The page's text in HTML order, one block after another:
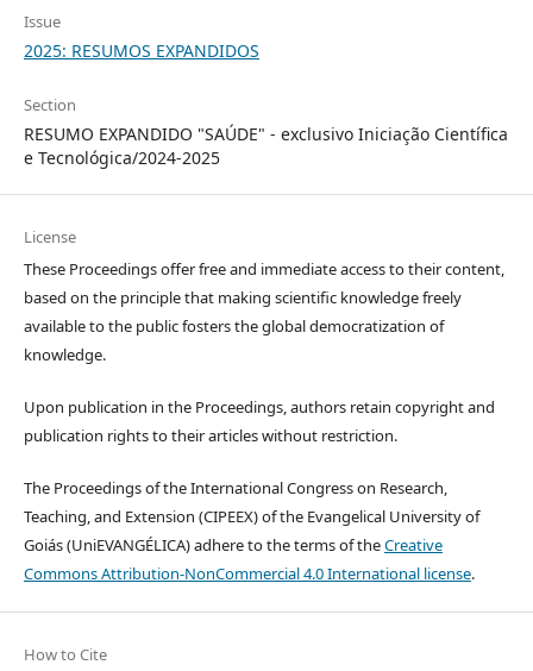
Issue
2025: RESUMOS EXPANDIDOS
Section
RESUMO EXPANDIDO "SAÚDE" - exclusivo Iniciação Científica
e Tecnológica/2024-2025
License
These Proceedings offer free and immediate access to their content,
based on the principle that making scientific knowledge freely
available to the public fosters the global democratization of
knowledge.
Upon publication in the Proceedings, authors retain copyright and
publication rights to their articles without restriction.
The Proceedings of the International Congress on Research,
Teaching, and Extension (CIPEEX) of the Evangelical University of
Goiás (UniEVANGÉLICA) adhere to the terms of theCreative
Commons Attribution-NonCommercial 4.0 International license.
How to Cite